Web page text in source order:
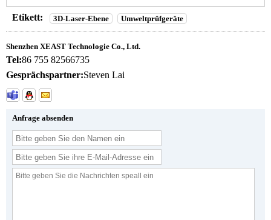
Etikett: 3D-Laser-Ebene Umweltprüfgeräte
Shenzhen XEAST Technologie Co., Ltd.
Tel:86 755 82566735
Gesprächspartner:Steven Lai
Anfrage absenden